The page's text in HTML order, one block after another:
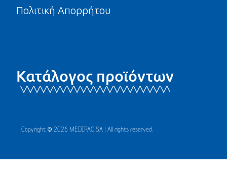
Πολιτική Απορρήτου
Κατάλογος προϊόντων
Copyright © 2026 MEDIPAC SA | All rights reserved.